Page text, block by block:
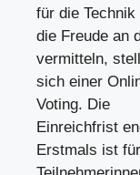
für die Technik
die Freude an
vermitteln,
sich einer
Voting. Die
Einreichfrist
Erstmals ist für